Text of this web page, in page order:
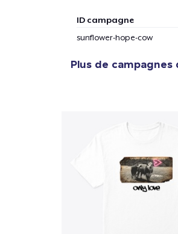
ID campagne
sunflower-hope-cow
Plus de campagnes